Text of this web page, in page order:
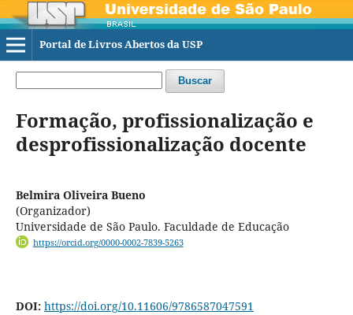
Portal de Livros Abertos da USP
Buscar
Formação, profissionalização e
desprofissionalização docente
Belmira Oliveira Bueno
(Organizador)
Universidade de São Paulo. Faculdade de Educação
https://orcid.org/0000-0002-7839-5263
DOI: https://doi.org/10.11606/9786587047591